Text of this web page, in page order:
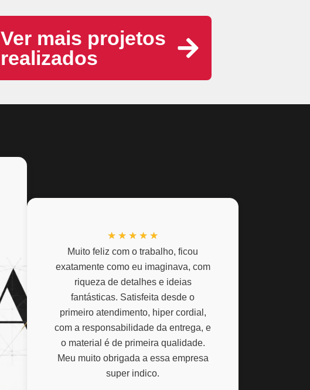
Ver mais projetos
realizados
★ ★ ★ ★ ★
l
a
s
s
i
f
i
Muito feliz com o trabalho, ficou
exatamente como eu imaginava, com
riqueza de detalhes e ideias
fantásticas. Satisfeita desde o
primeiro atendimento, hiper cordial,
com a responsabilidade da entrega, e
o material é de primeira qualidade.
Meu muito obrigada a essa empresa
super indico.